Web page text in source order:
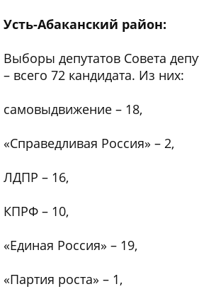
Усть-Абаканский район:
Выборы депутатов Совета
– всего 72 кандидата. Из них:
самовыдвижение – 18,
«Справедливая Россия» – 2,
ЛДПР – 16,
КПРФ – 10,
«Единая Россия» – 19,
«Партия роста» – 1,